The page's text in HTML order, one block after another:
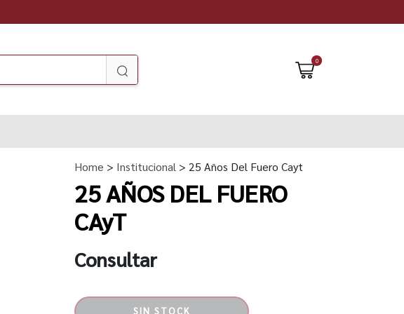
0
Home > Institucional > 25 Años Del Fuero Cayt
25 AÑOS DEL FUERO
CAyT
Consultar
SIN STOCK